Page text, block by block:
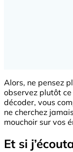
Alors, ne pensez
observez plutôt
décoder, vous
ne cherchez
mouchoir sur vos
Et si